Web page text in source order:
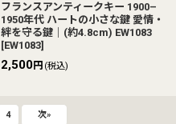
フランスアンティークキー 1900–
1950年代 ハートの小さな鍵 愛情・
絆を守る鍵｜(約4.8cm) EW1083
[EW1083]
2,500円 (税込)
4 次»